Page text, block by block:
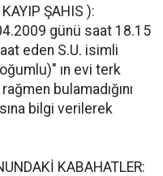
ŞAHIS ):
günü saat 18.15
eden S.U. isimli
ın evi terk
bulamadığını
bilgi verilerek
KABAHATLER: